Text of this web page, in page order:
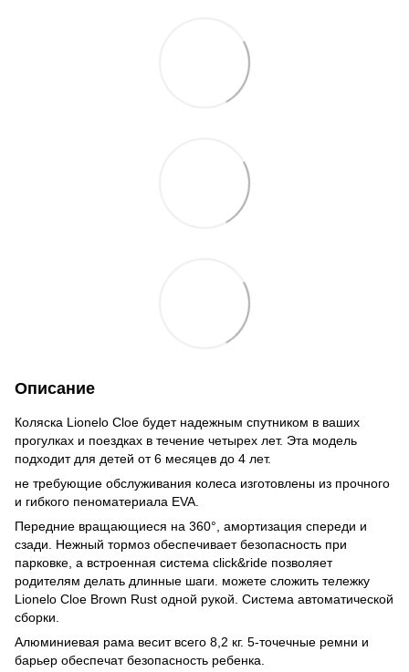
Описание
Коляска Lionelo Cloe будет надежным спутником в ваших
прогулках и поездках в течение четырех лет. Эта модель
подходит для детей от 6 месяцев до 4 лет.
не требующие обслуживания колеса изготовлены из прочного
и гибкого пеноматериала EVA.
Передние вращающиеся на 360°, амортизация спереди и
сзади. Нежный тормоз обеспечивает безопасность при
парковке, а встроенная система click&ride позволяет
родителям делать длинные шаги. можете сложить тележку
Lionelo Cloe Brown Rust одной рукой. Система автоматической
сборки.
Алюминиевая рама весит всего 8,2 кг. 5-точечные ремни и
барьер обеспечат безопасность ребенка.